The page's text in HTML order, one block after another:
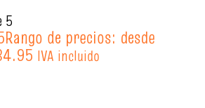
5
Rango de precios: desde
IVA incluido